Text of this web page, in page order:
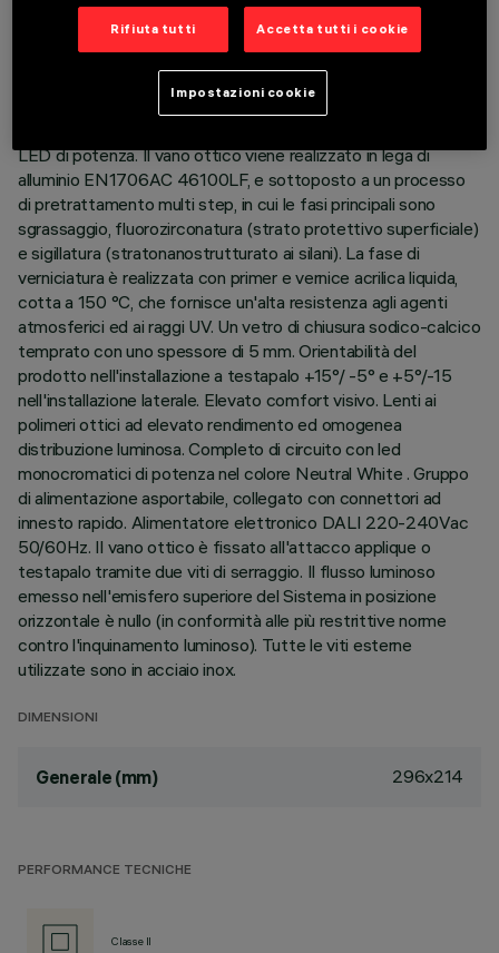
ULTIMO AGGIORNAMENTO: 05/08/2026
Apparecchio di illuminazione per esterni con ottica stradale a
LED di potenza. Il vano ottico viene realizzato in lega di
alluminio EN1706AC 46100LF, e sottoposto a un processo
di pretrattamento multi step, in cui le fasi principali sono
sgrassaggio, fluorozirconatura (strato protettivo superficiale)
e sigillatura (stratonanostrutturato ai silani). La fase di
verniciatura è realizzata con primer e vernice acrilica liquida,
cotta a 150 °C, che fornisce un'alta resistenza agli agenti
atmosferici ed ai raggi UV. Un vetro di chiusura sodico-calcico
temprato con uno spessore di 5 mm. Orientabilità del
prodotto nell'installazione a testapalo +15°/ -5° e +5°/-15
nell'installazione laterale. Elevato comfort visivo. Lenti ai
polimeri ottici ad elevato rendimento ed omogenea
distribuzione luminosa. Completo di circuito con led
monocromatici di potenza nel colore Neutral White . Gruppo
di alimentazione asportabile, collegato con connettori ad
innesto rapido. Alimentatore elettronico DALI 220-240Vac
50/60Hz. Il vano ottico è fissato all'attacco applique o
testapalo tramite due viti di serraggio. Il flusso luminoso
emesso nell'emisfero superiore del Sistema in posizione
orizzontale è nullo (in conformità alle più restrittive norme
contro l'inquinamento luminoso). Tutte le viti esterne
utilizzate sono in acciaio inox.
DIMENSIONI
Generale (mm) 296x214
PERFORMANCE TECNICHE
Classe II
Rifiuta tutti Accetta tutti i cookie
Impostazioni cookie